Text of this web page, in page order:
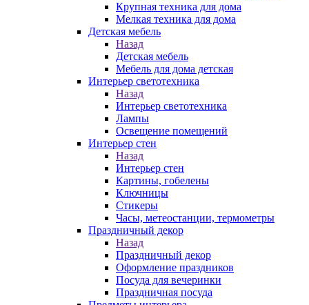
Крупная техника для дома
Мелкая техника для дома
Детская мебель
Назад
Детская мебель
Мебель для дома детская
Интерьер светотехника
Назад
Интерьер светотехника
Лампы
Освещение помещений
Интерьер стен
Назад
Интерьер стен
Картины, гобелены
Ключницы
Стикеры
Часы, метеостанции, термометры
Праздничный декор
Назад
Праздничный декор
Оформление праздников
Посуда для вечеринки
Праздничная посуда